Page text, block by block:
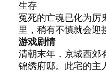
生存
冤死的亡魂已化为厉
里，稍有不慎就会迎
游戏剧情
清朝末年，京城西郊
锦绣府邸。此宅的主